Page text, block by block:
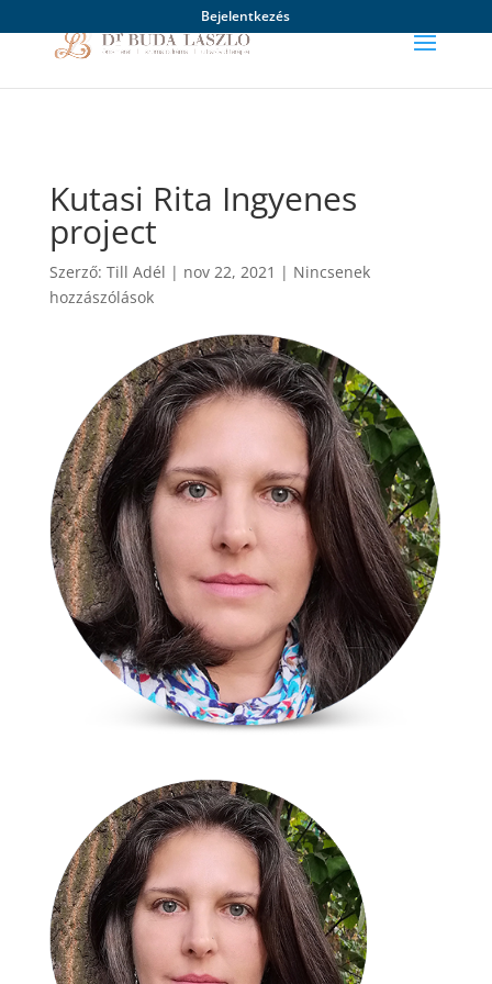
Bejelentkezés
Kutasi Rita Ingyenes
project
Szerző: Till Adél | nov 22, 2021 | Nincsenek
hozzászólások